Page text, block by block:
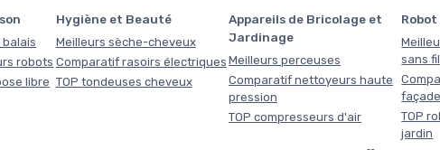
robots
libre
Hygiène et Beauté
Meilleurs sèche-cheveux
Comparatif rasoirs électriques
TOP tondeuses cheveux
Appareils de Bricolage et
Jardinage
Meilleurs perceuses
Comparatif nettoyeurs haute
pression
TOP compresseurs d'air
sans fil
TOP
jardin